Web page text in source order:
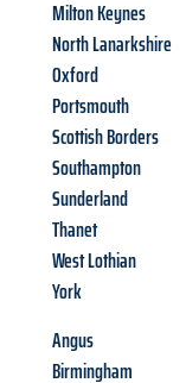
Milton Keynes
North Lanarkshire
Oxford
Portsmouth
Scottish Borders
Southampton
Sunderland
Thanet
West Lothian
York
Angus
Birmingham